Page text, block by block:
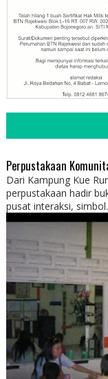
Perpustakaan
Dari Kampung Kue
perpustakaan hadir
pusat interaksi,